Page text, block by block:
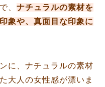
、ナチュラルの素材を
象や、真面目な印象に
に、ナチュラルの素材
大人の女性感が漂いま